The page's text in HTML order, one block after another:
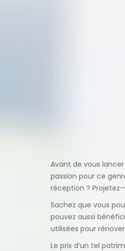
Avant de vous
passion pour ce
réception ? Projetez-
Sachez que vous
pouvez aussi
utilisées pour
Le prix d’un tel